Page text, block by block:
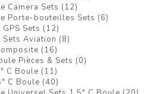
Camera Sets (12)
Porte-bouteilles Sets (6)
Sets (12)
Sets Aviation (8)
(16)
Pièces & Sets (0)
C Boule (11)
C Boule (40)